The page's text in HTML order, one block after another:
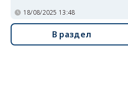
18/08/2025 13:48
В раздел